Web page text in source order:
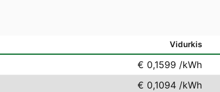
Vidurkis
€ 0,1599 /kWh
€ 0,1094 /kWh